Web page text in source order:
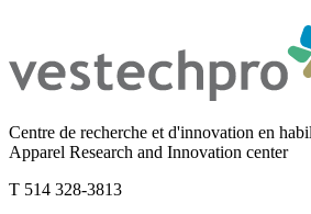
Centre de recherche et d'innovation en
Apparel Research and Innovation center
T 514 328-3813